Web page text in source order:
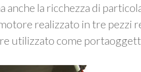
la ricchezza di
realizzato in tre pezzi
utilizzato come